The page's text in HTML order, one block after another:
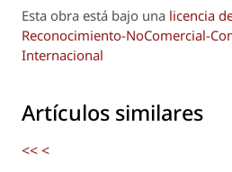
Esta obra está bajo una licencia
Reconocimiento-NoComercial-
Internacional
Artículos similares
<<<